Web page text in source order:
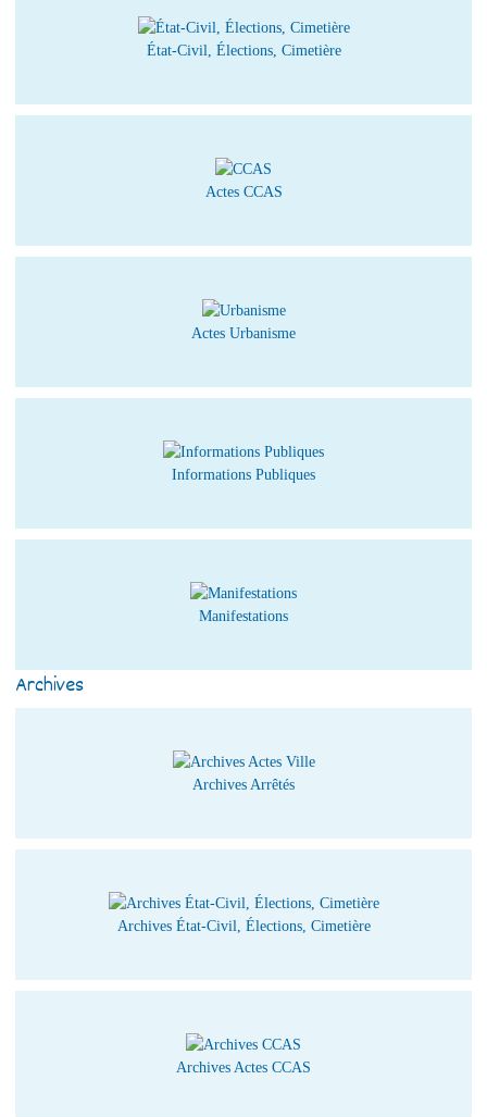
État-Civil, Élections, Cimetière
Actes CCAS
Actes Urbanisme
Informations Publiques
Manifestations
Archives
Archives Arrêtés
Archives État-Civil, Élections, Cimetière
Archives Actes CCAS